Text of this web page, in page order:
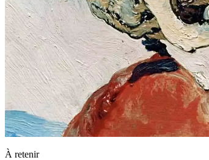
À retenir